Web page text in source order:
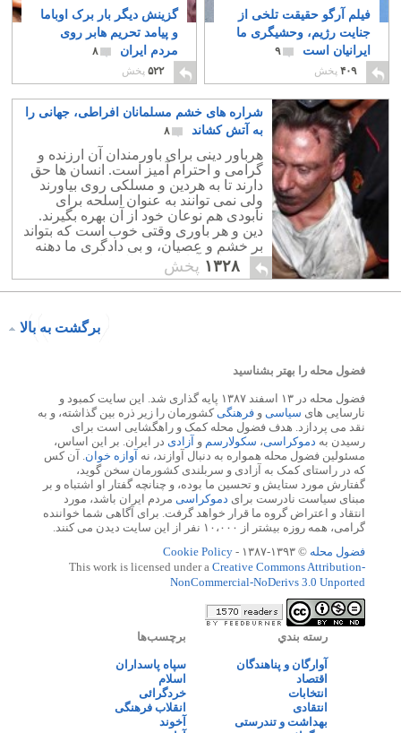
فیلم آرگو حقیقت تلخی از
جنایت رژیم، وحشیگری ما
ایرانیان است
۹
۴۰۹ پخش
گزینش دیگر بار برک اوباما
و پیامد تحریم هابر روی
مردم ایران
۸
۵۲۲ پخش
شراره های خشم مسلمانان افراطی، جهانی را
به آتش کشاند
۸
هرباور دینی برای باورمندان آن ارزنده و
گرامی و احترام آمیز است. انسان ها حق
دارند تا به هردین و مسلکی روی بیاورند
ولی نمی توانند به عنوان اسلحه برای
نابودی هم نوعان خود از آن بهره بگیرند.
دین و هر باوری وقتی خوب است که بتواند
بر خشم و عصیان، و بی دادگری ما دهنه
زند و ما را آرام و سبکبال سازد.
۱۳۲۸ پخش
برگشت به بالا
فضول محله را بهتر بشناسید
فضول محله در ۱۳ اسفند ۱۳۸۷ پایه گذاری شد. این سایت کمبود و
نارسایی های سیاسی و فرهنگی کشورمان را زیر ذره بین گذاشته، و به
نقد می پردازد. هدف فضول محله کمک و راهگشایی است برای
رسیدن به دموکراسی، سکولارسم و آزادی در ایران. بر این اساس،
مسئولین فضول محله همواره به دنبال آوازند، نه آوازه خوان . آن کس
که در راستای کمک به آزادی و سربلندی کشورمان سخن گوید،
گفتارش مورد ستایش و تحسین ما بوده، و چنانچه گفتار او اشتباه و بر
مبنای سیاست نادرست برای دموکراسی مردم ایران باشد، مورد
انتقاد و اعتراض گروه ما قرار خواهد گرفت. برای آگاهی شما خواننده
گرامی، همه روزه بیشتر از ۱۰،۰۰۰ نفر از این سایت دیدن می کنند.
فضول محله © ۱۳۹۳-۱۳۸۷ -
Cookie Policy
This work is licensed under a Creative Commons Attribution-
NonCommercial-NoDerivs 3.0 Unported
رسته بندي
آوارگان و پناهندگان
اقتصاد
انتخابات
انتقادی
بهداشت و تندرستی
برچسب‌ها
سپاه پاسداران
اسلام
خردگرائی
انقلاب فرهنگی
آخوند